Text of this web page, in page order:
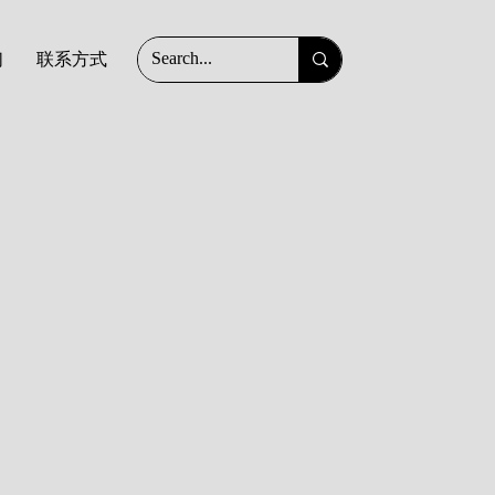
联系方式